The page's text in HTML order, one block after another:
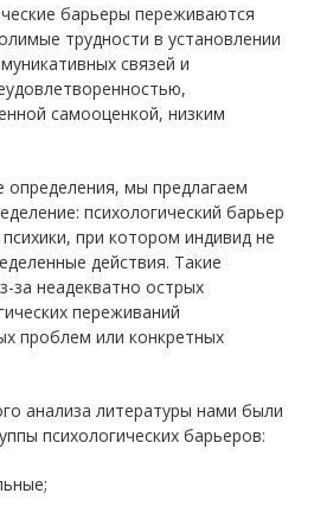
барьеры переживаются
трудности в установлении
связей и
самооценкой, низким
мы предлагаем
психологический барьер
при котором индивид не
действия. Такие
за неадекватно острых
переживаний
проблем или конкретных
анализа литературы нами были
психологических барьеров: